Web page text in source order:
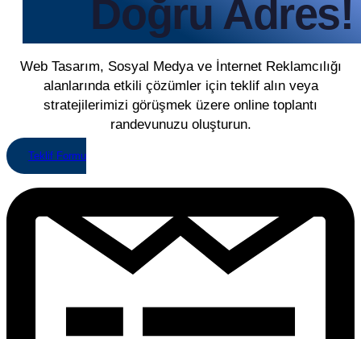
Doğru Adres!
Web Tasarım, Sosyal Medya ve İnternet Reklamcılığı
alanlarında etkili çözümler için teklif alın veya
stratejilerimizi görüşmek üzere online toplantı
randevunuzu oluşturun.
Teklif Formu